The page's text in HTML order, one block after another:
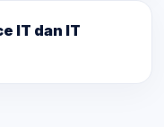
IT dan IT